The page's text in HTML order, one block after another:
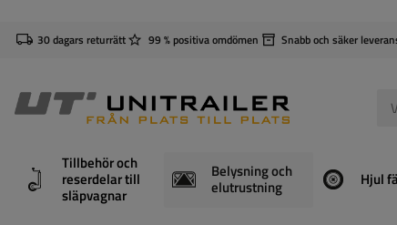
30 dagars returrätt 99 % positiva omdömen Snabb och säker
Tillbehör och
reserdelar till
släpvagnar
Belysning och
elutrustning Hjul